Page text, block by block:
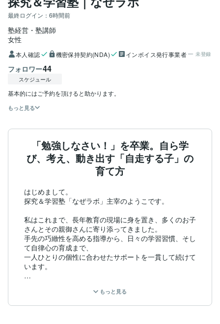
最終ログイン： 6時間前
塾経営・塾講師
女性
本人確認 機密保持契約(NDA) インボイス発行事業者 未登録
フォロワー44
スケジュール
もっと見る
「勉強しなさい！」を卒業。自ら学
び、考え、動き出す「自走する子」の
育て方
はじめまして。
探究＆学習塾「なぜラボ」主宰のようこです。
私はこれまで、長年教育の現場に身を置き、多くのお子
さんとその親御さんに寄り添ってきました。
手先の巧緻性を高める指導から、日々の学習習慣、そし
て自律心の育成まで、
一人ひとりの個性に合わせたサポートを一貫して続けて
います。
「親が正解を教えるのをやめ、一歩引いて信じること」
こそが、
もっと見る